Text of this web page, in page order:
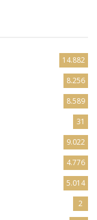
14.882
8.256
8.589
31
9.022
4.776
5.014
2